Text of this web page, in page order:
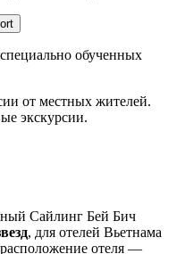
обученных
от местных жителей.
экскурсии.
Сайлинг Бей Бич
, для отелей Вьетнама
отеля —